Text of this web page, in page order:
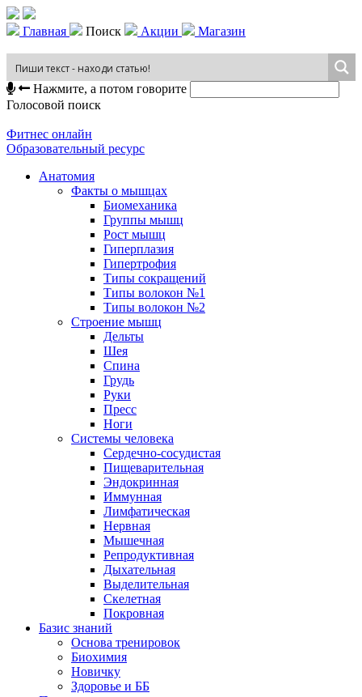
Главная Поиск Акции Магазин
Нажмите, а потом говорите
Голосовой поиск
Фитнес онлайн
Образовательный ресурс
Анатомия
Факты о мышцах
Биомеханика
Группы мышц
Рост мышц
Гиперплазия
Гипертрофия
Типы сокращений
Типы волокон №1
Типы волокон №2
Строение мышц
Дельты
Шея
Спина
Грудь
Руки
Пресс
Ноги
Системы человека
Сердечно-сосудистая
Пищеварительная
Эндокринная
Иммунная
Лимфатическая
Нервная
Мышечная
Репродуктивная
Дыхательная
Выделительная
Скелетная
Покровная
Базис знаний
Основа тренировок
Биохимия
Новичку
Здоровье и ББ